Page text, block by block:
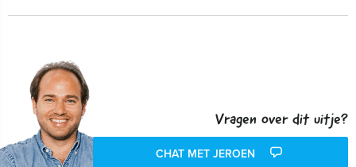
Vragen over dit uitje?
CHAT MET JEROEN